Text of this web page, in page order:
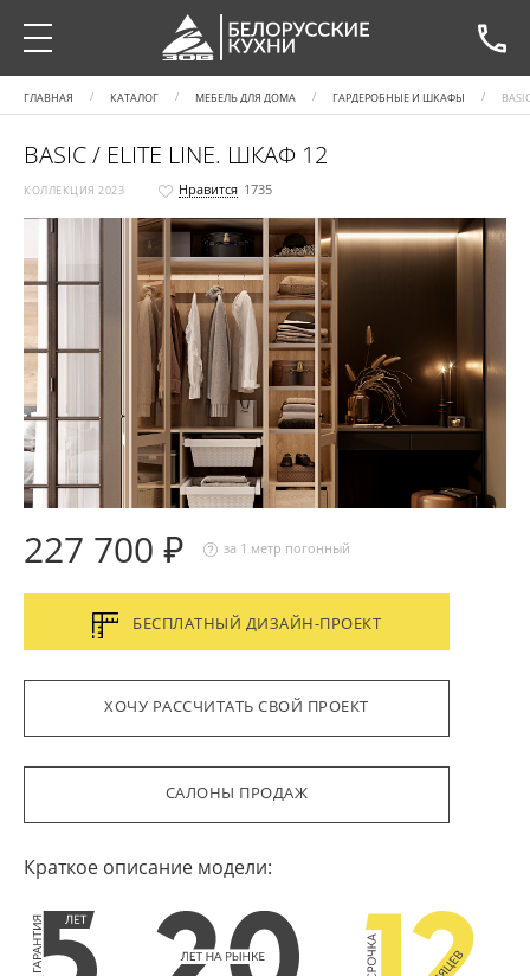
ГЛАВНАЯ КАТАЛОГ МЕБЕЛЬ ДЛЯ ДОМА ГАРДЕРОБНЫЕ И ШКАФЫ
BASIC / ELITE LINE. ШКАФ 12
КОЛЛЕКЦИЯ 2023 Нравится 1735
227 700 ₽ за 1 метр погонный
БЕСПЛАТНЫЙ ДИЗАЙН-ПРОЕКТ
ХОЧУ РАССЧИТАТЬ СВОЙ ПРОЕКТ
САЛОНЫ ПРОДАЖ
Краткое описание модели: